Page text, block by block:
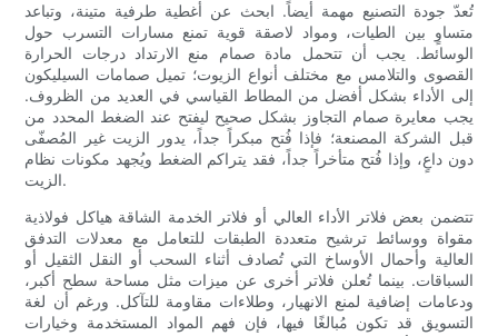
تُعدّ جودة التصنيع مهمة أيضاً. ابحث عن أغطية طرفية متينة، وتباعد
متساوٍ بين الطيات، ومواد لاصقة قوية تمنع مسارات التسرب حول
الوسائط. يجب أن تتحمل مادة صمام منع الارتداد درجات الحرارة
القصوى والتلامس مع مختلف أنواع الزيوت؛ تميل صمامات السيليكون
إلى الأداء بشكل أفضل من المطاط القياسي في العديد من الظروف.
يجب معايرة صمام التجاوز بشكل صحيح ليفتح عند الضغط المحدد من
قبل الشركة المصنعة؛ فإذا فُتح مبكراً جداً، يدور الزيت غير المُصفّى
دون داعٍ، وإذا فُتح متأخراً جداً، فقد يتراكم الضغط ويُجهد مكونات نظام
الزيت.
تتضمن بعض فلاتر الأداء العالي أو فلاتر الخدمة الشاقة هياكل فولاذية
مقواة ووسائط ترشيح متعددة الطبقات للتعامل مع معدلات التدفق
العالية وأحمال الأوساخ التي تُصادف أثناء السحب أو النقل الثقيل أو
السباقات. بينما تُعلن فلاتر أخرى عن ميزات مثل مساحة سطح أكبر،
ودعامات إضافية لمنع الانهيار، وطلاءات مقاومة للتآكل. ورغم أن لغة
التسويق قد تكون مُبالغًا فيها، فإن فهم المواد المستخدمة وخيارات